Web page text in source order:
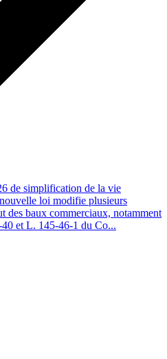
de simplification de la vie
loi modifie plusieurs
des baux commerciaux, notamment
et L. 145-46-1 du Co...